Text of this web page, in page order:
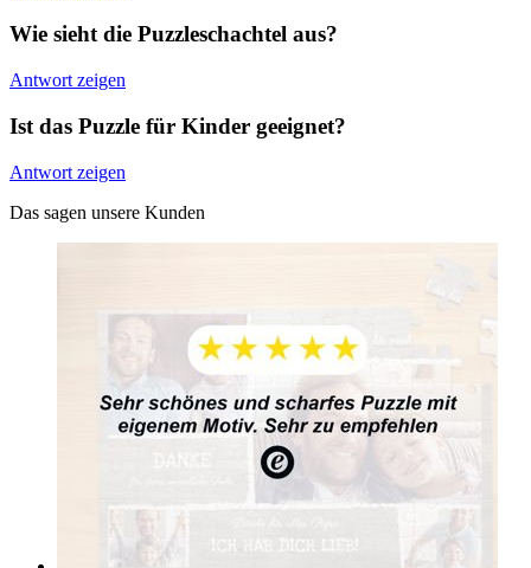
Wie sieht die Puzzleschachtel aus?
Antwort zeigen
Ist das Puzzle für Kinder geeignet?
Antwort zeigen
Das sagen unsere Kunden